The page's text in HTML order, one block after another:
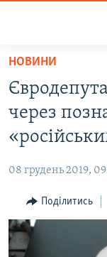
Перейти
основного
матеріалу
Перейти
до
основної
навігації
Перейти
до
пошуку
ВОДА.КРИМ
ВІДЕО ТА ФОТО
БЛОГИ
ПОГЛЯД
ІНТЕРВ'Ю
НОВИНИ
через
08 грудень 2019,
Поділитись